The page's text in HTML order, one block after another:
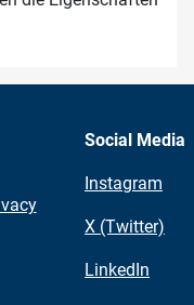
Social Media
Instagram
X (Twitter)
LinkedIn